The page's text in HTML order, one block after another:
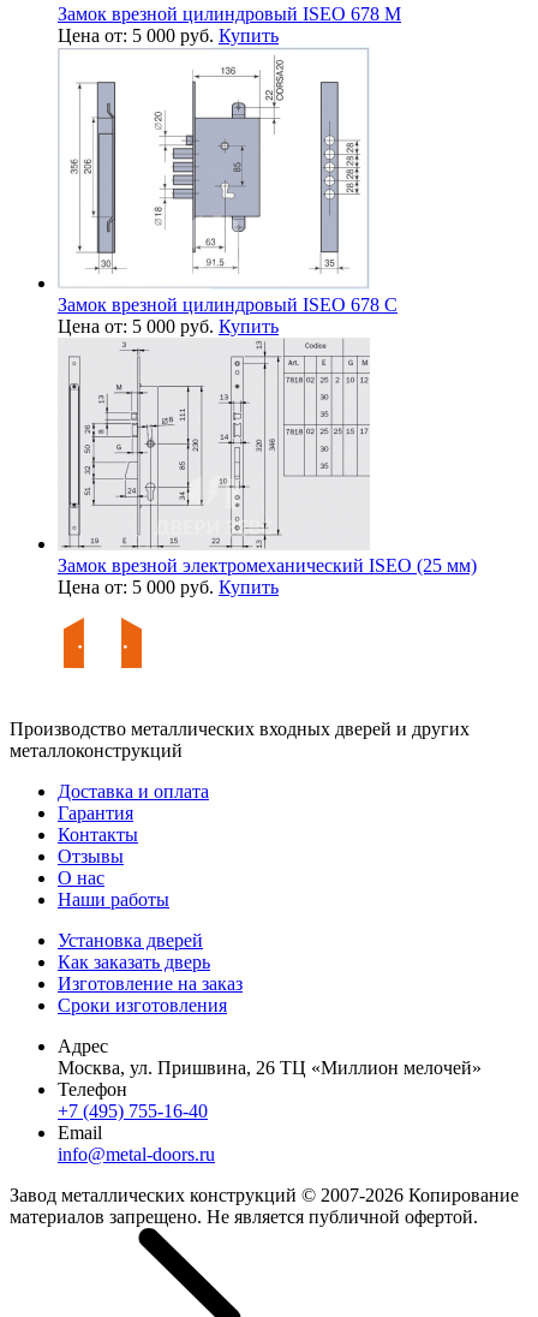
Замок врезной цилиндровый ISEO 678 М
Цена от: 5 000 руб. Купить
Замок врезной цилиндровый ISEO 678 С
Цена от: 5 000 руб. Купить
Замок врезной электромеханический ISEO (25 мм)
Цена от: 5 000 руб. Купить
Производство металлических входных дверей и других
металлоконструкций
Доставка и оплата
Гарантия
Контакты
Отзывы
О нас
Наши работы
Установка дверей
Как заказать дверь
Изготовление на заказ
Сроки изготовления
Адрес
Москва, ул. Пришвина, 26 ТЦ «Миллион мелочей»
Телефон
+7 (495) 755-16-40
Email
info@metal-doors.ru
Завод металлических конструкций © 2007-2026 Копирование
материалов запрещено. Не является публичной офертой.